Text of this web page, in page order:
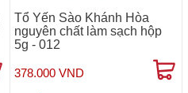
Tổ Yến Sào Khánh Hòa
nguyên chất làm sạch hộp
5g - 012
378.000 VND